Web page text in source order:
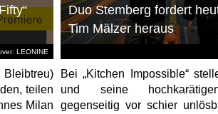
LEONINE
Bleibtreu)
teilen
Milan
Duo Stemberg fordert
Tim Mälzer heraus
Bei „Kitchen Impossible“
und seine
gegenseitig vor schier